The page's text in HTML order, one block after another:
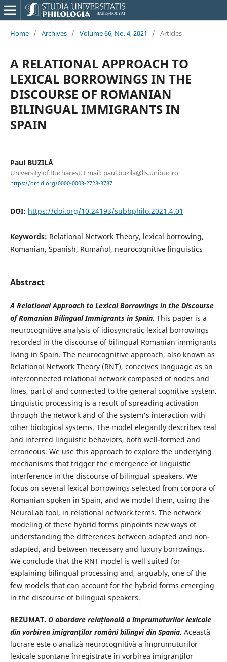
Home / Archives / Volume 66, No. 4, 2021 / Articles
A RELATIONAL APPROACH TO
LEXICAL BORROWINGS IN THE
DISCOURSE OF ROMANIAN
BILINGUAL IMMIGRANTS IN
SPAIN
Paul BUZILĂ
University of Bucharest. Email: paul.buzila@lls.unibuc.ro
https://orcid.org/0000-0003-2728-3787
DOI: https://doi.org/10.24193/subbphilo.2021.4.01
Keywords: Relational Network Theory, lexical borrowing,
Romanian, Spanish, Rumañol, neurocognitive linguistics
Abstract
A Relational Approach to Lexical Borrowings in the Discourse
of Romanian Bilingual Immigrants in Spain. This paper is a
neurocognitive analysis of idiosyncratic lexical borrowings
recorded in the discourse of bilingual Romanian immigrants
living in Spain. The neurocognitive approach, also known as
Relational Network Theory (RNT), conceives language as an
interconnected relational network composed of nodes and
lines, part of and connected to the general cognitive system.
Linguistic processing is a result of spreading activation
through the network and of the system's interaction with
other biological systems. The model elegantly describes real
and inferred linguistic behaviors, both well-formed and
erroneous. We use this approach to explore the underlying
mechanisms that trigger the emergence of linguistic
interference in the discourse of bilingual speakers. We
focus on several lexical borrowings selected from corpora of
Romanian spoken in Spain, and we model them, using the
NeuroLab tool, in relational network terms. The network
modeling of these hybrid forms pinpoints new ways of
understanding the differences between adapted and non-
adapted, and between necessary and luxury borrowings.
We conclude that the RNT model is well suited for
explaining bilingual processing and, arguably, one of the
few models that can account for the hybrid forms emerging
in the discourse of bilingual speakers.
REZUMAT. O abordare relaționalăa împrumuturilor lexicale
din vorbirea imigranților români bilingvi din Spania. Această
lucrare este o analiză neurocognitivă a împrumuturilor
lexicale spontane înregistrate în vorbirea imigranților